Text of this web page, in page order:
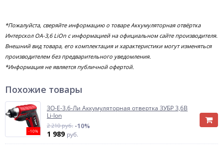
*Пожалуйста, сверяйте информацию о товаре Аккумуляторная отвёртка
Интерскол ОА-3,6 LiOn с информацией на официальном сайте производителя.
Внешний вид товара, его комплектация и характеристики могут изменяться
производителем без предварительного уведомления.
*Информация не является публичной офертой.
Похожие товары
-10%
ЗО-Е-3.6-Ли Аккумуляторная отвертка ЗУБР 3,6В
Li-Ion
2 210 руб. -10%
1 989 руб.